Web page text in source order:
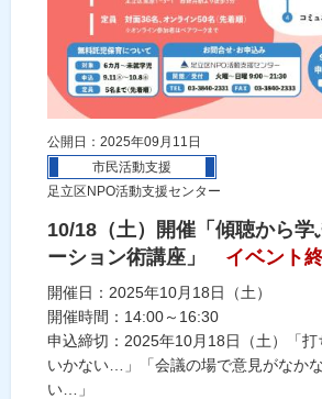
公開日：2025年09月11日
市民活動支援
足立区NPO活動支援センター
10/18（土）開催「傾聴から学
ーション術講座」
イベント
開催日：2025年10月18日（土）
開催時間：14:00～16:30
申込締切：2025年10月18日（土）「打
いかない…」「会議の場で意見がなか
い…」